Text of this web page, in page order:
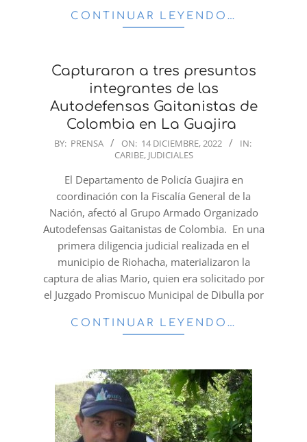
CONTINUAR LEYENDO…
Capturaron a tres presuntos
integrantes de las
Autodefensas Gaitanistas de
Colombia en La Guajira
2022-
BY: PRENSA ON: 14 DICIEMBRE, 2022
IN:
CARIBE, JUDICIALES
El Departamento de Policía Guajira en
coordinación con la Fiscalía General de la
Nación, afectó al Grupo Armado Organizado
Autodefensas Gaitanistas de Colombia. En una
primera diligencia judicial realizada en el
municipio de Riohacha, materializaron la
captura de alias Mario, quien era solicitado por
el Juzgado Promiscuo Municipal de Dibulla por
CONTINUAR LEYENDO…